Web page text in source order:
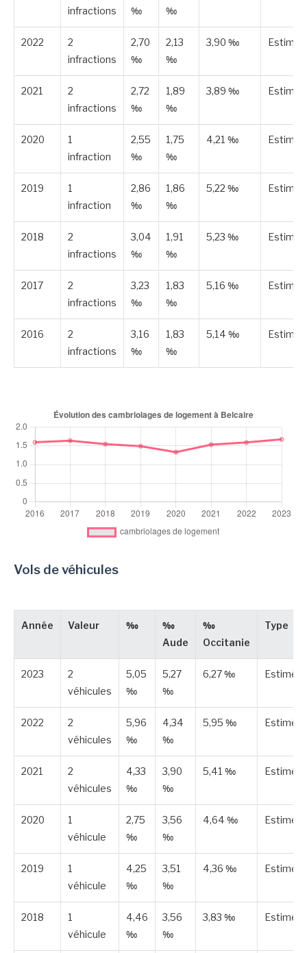
infractions
‰
‰
2022
2
infractions
2,70
‰
2,13
‰
3,90 ‰ Estimée
2021
2
infractions
2,72
‰
1,89
‰
3,89 ‰ Estimée
2020
1
infraction
2,55
‰
1,75
‰
4,21 ‰ Estimée
2019
1
infraction
2,86
‰
1,86
‰
5,22 ‰ Estimée
2018
2
infractions
3,04
‰
1,91
‰
5,23 ‰ Estimée
2017
2
infractions
3,23
‰
1,83
‰
5,16 ‰ Estimée
2016
2
infractions
3,16
‰
1,83
‰
5,14 ‰ Estimée
Vols de véhicules
Année Valeur ‰
‰
Aude
‰
Occitanie
Type
2023
2
véhicules
5,05
‰
5,27
‰
6,27 ‰ Estimée
2022
2
véhicules
5,96
‰
4,34
‰
5,95 ‰ Estimée
2021
2
véhicules
4,33
‰
3,90
‰
5,41 ‰ Estimée
2020
1
véhicule
2,75
‰
3,56
‰
4,64 ‰ Estimée
2019
1
véhicule
4,25
‰
3,51
‰
4,36 ‰ Estimée
2018
1
véhicule
4,46
‰
3,56
‰
3,83 ‰ Estimée